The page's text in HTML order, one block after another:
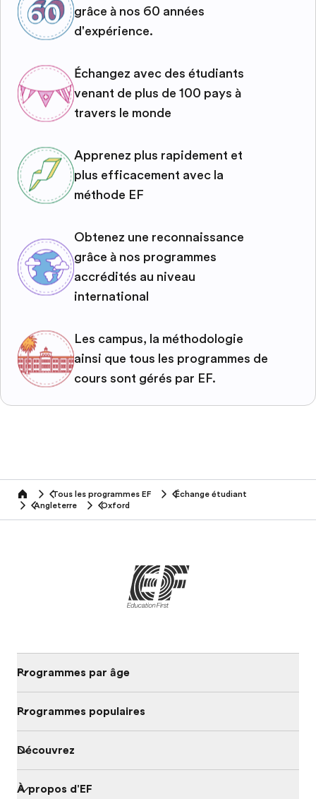
grâce à nos 60 années
d'expérience.
Échangez avec des étudiants
venant de plus de 100 pays à
travers le monde
Apprenez plus rapidement et
plus efficacement avec la
méthode EF
Obtenez une reconnaissance
grâce à nos programmes
accrédités au niveau
international
Les campus, la méthodologie
ainsi que tous les programmes de
cours sont gérés par EF.
home Tous les programmes EF
Échange étudiant
Angleterre
Oxford
Programmes par âge
Programmes populaires
Découvrez
À propos d'EF